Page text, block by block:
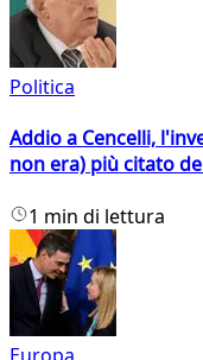
Politica
Addio a Cencelli,
non era) più citato
1 min di lettura